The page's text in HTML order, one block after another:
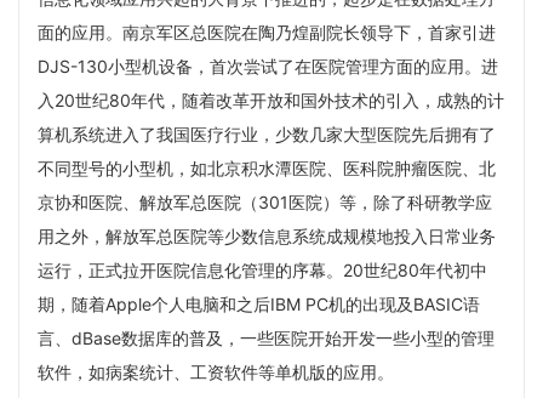
面的应用。南京军区总医院在陶乃煌副院长领导下，首家引进
DJS-130小型机设备，首次尝试了在医院管理方面的应用。进
入20世纪80年代，随着改革开放和国外技术的引入，成熟的计
算机系统进入了我国医疗行业，少数几家大型医院先后拥有了
不同型号的小型机，如北京积水潭医院、医科院肿瘤医院、北
京协和医院、解放军总医院（301医院）等，除了科研教学应
用之外，解放军总医院等少数信息系统成规模地投入日常业务
运行，正式拉开医院信息化管理的序幕。20世纪80年代初中
期，随着Apple个人电脑和之后IBM PC机的出现及BASIC语
言 、dBase数据库的普及，一些医院开始开发一些小型的管理
软件，如病案统计、工资软件等单机版的应用。